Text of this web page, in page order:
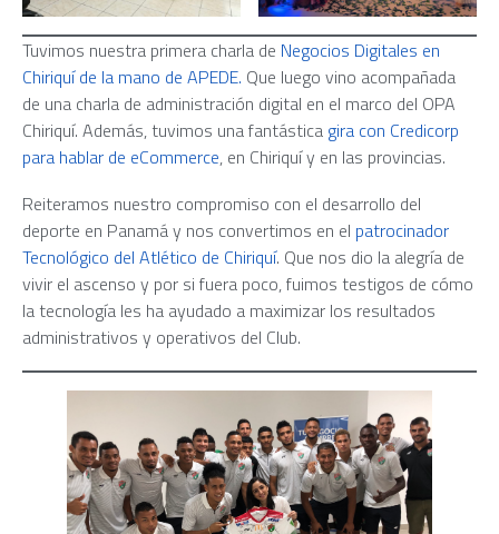
Tuvimos nuestra primera charla de Negocios Digitales en
Chiriquí de la mano de APEDE. Que luego vino acompañada
de una charla de administración digital en el marco del OPA
Chiriquí. Además, tuvimos una fantástica gira con Credicorp
para hablar de eCommerce, en Chiriquí y en las provincias.
Reiteramos nuestro compromiso con el desarrollo del
deporte en Panamá y nos convertimos en el patrocinador
Tecnológico del Atlético de Chiriquí. Que nos dio la alegría de
vivir el ascenso y por si fuera poco, fuimos testigos de cómo
la tecnología les ha ayudado a maximizar los resultados
administrativos y operativos del Club.